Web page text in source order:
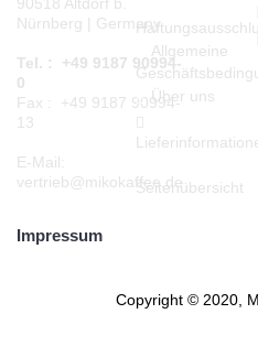
Nürnberg | Germany
Tel. : +49 9187 90994-
0
Fax : +49 9187 90994-
13
E-Mail:
vertrieb@mikokaffee.de
Allgemeine
Über uns
Seitenübersicht
Impressum
Copyright © 2020,